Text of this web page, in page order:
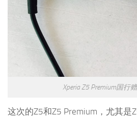
Xperia Z5 Premium国行
这次的Z5和Z5 Premium，尤其是